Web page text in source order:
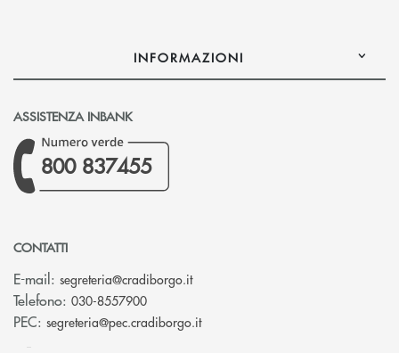
INFORMAZIONI
ASSISTENZA INBANK
800 837455
CONTATTI
E-mail: segreteria@cradiborgo.it(si apre l’app di posta elettronica)
Telefono: 030-8557900
PEC: segreteria@pec.cradiborgo.it(si apre l’app di posta